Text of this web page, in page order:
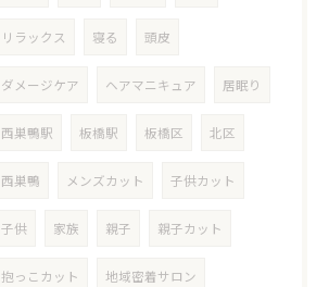
リラックス 寝る 頭皮
ダメージケア ヘアマニキュア 居眠り
西巣鴨駅 板橋駅 板橋区 北区
西巣鴨 メンズカット 子供カット
子供 家族 親子 親子カット
抱っこカット 地域密着サロン